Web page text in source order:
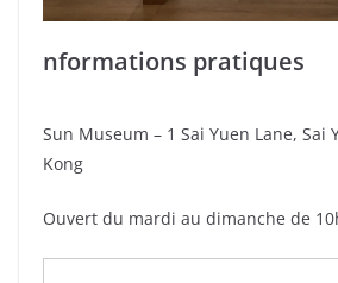
nformations pratiques
Sun Museum – 1 Sai Yuen Lane, Sai
Kong
Ouvert du mardi au dimanche de